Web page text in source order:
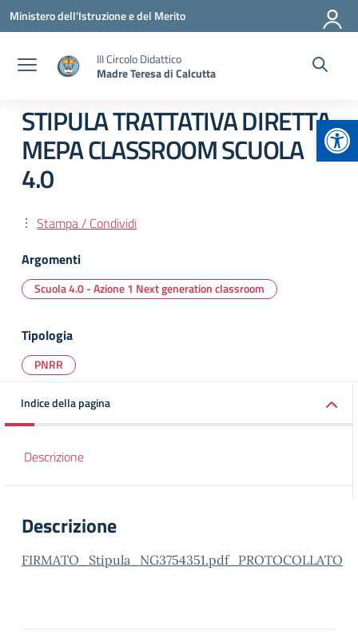
Vai ai contenuti
Vai al menu di navigazione
Vai al footer
Ministero dell'Istruzione e del Merito
III Circolo Didattico
Madre Teresa di Calcutta
STIPULA TRATTATIVA DIRETTA
MEPA CLASSROOM SCUOLA
4.0
Stampa / Condividi
Argomenti
Scuola 4.0 - Azione 1 Next generation classroom
Tipologia
PNRR
Indice della pagina
Descrizione
Descrizione
FIRMATO_Stipula_NG3754351.pdf_PROTOCOLLATO